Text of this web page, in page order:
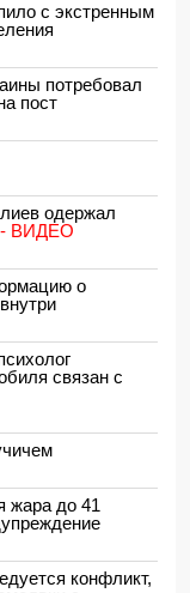
с экстренным
потребовал
пост
одержал
- ВИДЕО
о
связан с
жара до 41
конфликт,